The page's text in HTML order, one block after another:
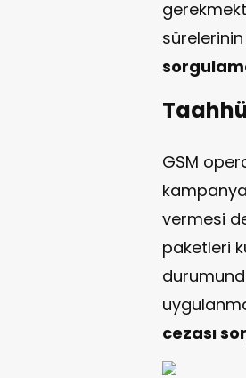
sürelerinin
GSM
vermesi
paketleri
cezası